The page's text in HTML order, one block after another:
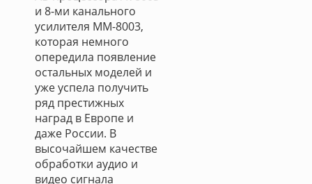
и 8-ми канального
усилителя MM-8003,
которая немного
опередила появление
остальных моделей и
уже успела получить
ряд престижных
наград в Европе и
даже России. В
высочайшем качестве
обработки аудио и
видео сигнала